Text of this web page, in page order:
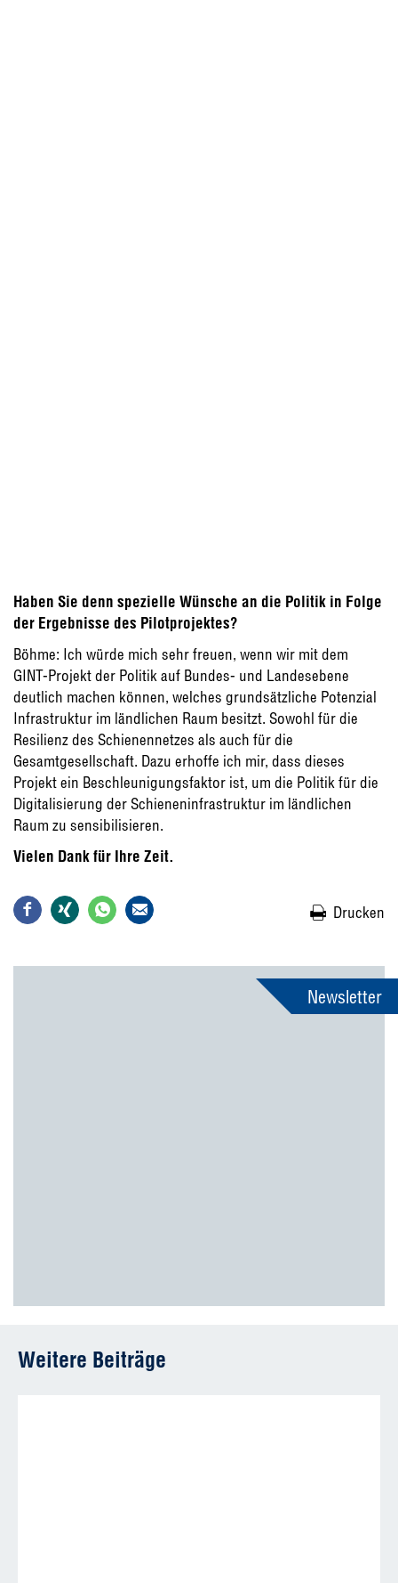
Haben Sie denn spezielle Wünsche an die Politik in Folge
der Ergebnisse des Pilotprojektes?
Böhme: Ich würde mich sehr freuen, wenn wir mit dem
GINT-Projekt der Politik auf Bundes- und Landesebene
deutlich machen können, welches grundsätzliche Potenzial
Infrastruktur im ländlichen Raum besitzt. Sowohl für die
Resilienz des Schienennetzes als auch für die
Gesamtgesellschaft. Dazu erhoffe ich mir, dass dieses
Projekt ein Beschleunigungsfaktor ist, um die Politik für die
Digitalisierung der Schieneninfrastruktur im ländlichen
Raum zu sensibilisieren.
Vielen Dank für Ihre Zeit.
Drucken
Newsletter
Weitere Beiträge